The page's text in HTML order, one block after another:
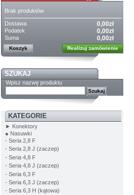
Brak produktów
Dostawa 0,00zł
Podatek 0,00zł
Suma 0,00zł
Koszyk Realizuj zamówienie
SZUKAJ
Wpisz nazwę produktu
KATEGORIE
► Konektory
● Nasuwki
- Seria 2,8 F
- Seria 2,8 J (zaczep)
- Seria 4,8 F
- Seria 4,8 J (zaczep)
- Seria 6,3 F
- Seria 6,3 J (zaczep)
- Seria 6,3 H (kątowa)